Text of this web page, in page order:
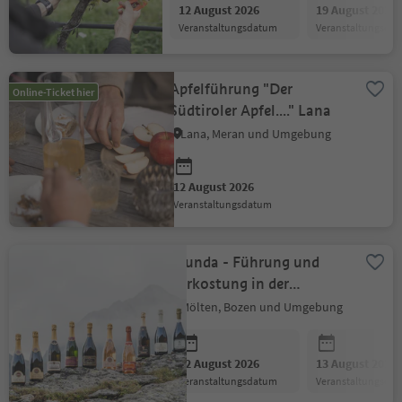
12 August 2026
Veranstaltungsdatum
19 August 2026
Online-Ticket hier
Apfelführung "Der
Südtiroler Apfel...." Lana
Lana, Meran und Umgebung
12 August 2026
Veranstaltungsdatum
Arunda - Führung und
Verkostung in der
höchstgelegen Sektkellerei
Europas
Mölten, Bozen und Umgebung
12 August 2026
Veranstaltungsdatum
13 August 2026